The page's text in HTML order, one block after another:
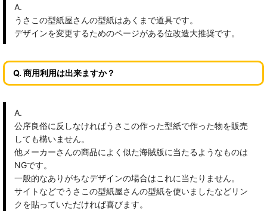
A.
うさこの型紙屋さんの型紙はあくまで道具です。
デザインを変更するためのページがある位改造大推奨です。
Q. 商用利用は出来ますか？
A.
公序良俗に反しなければうさこの作った型紙で作った物を販売
しても構いません。
他メーカーさんの商品によく似た海賊版に当たるようなものは
NGです。
一般的なありがちなデザインの場合はこれに当たりません。
サイトなどでうさこの型紙屋さんの型紙を使いましたなどリン
クを貼っていただければ喜びます。